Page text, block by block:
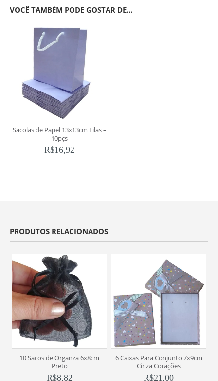
VOCÊ TAMBÉM PODE GOSTAR DE…
Sacolas de Papel 13x13cm Lilas –
10pçs
R$16,92
PRODUTOS RELACIONADOS
10 Sacos de Organza 6x8cm
Preto
R$8,82
6 Caixas Para Conjunto 7x9cm
Cinza Corações
R$21,00